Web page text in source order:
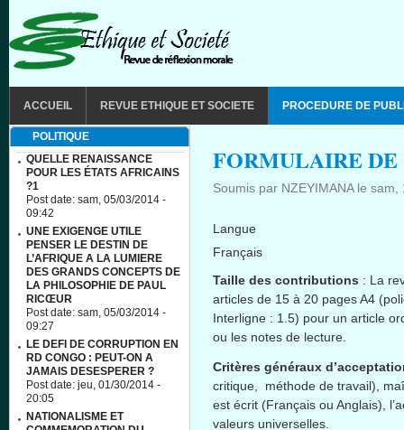
ACCUEIL REVUE ETHIQUE ET SOCIETE PROCEDURE DE
FORMULAIRE
Soumis par NZEYIMANAle sam,
Langue
Français
Taille des contributions : La
articles de 15 à 20 pagesA4
Interligne : 1.5) pour un article
ou les notes de lecture.
Critères généraux
critique, méthode de travail),
est écrit (Français ou Anglais),
valeurs universelles
POLITIQUE
QUELLE RENAISSANCE
POUR LES ÉTATS AFRICAINS
?1
Post date: sam, 05/03/2014 -
09:42
UNE EXIGENGE UTILE
PENSER LE DESTIN DE
L’AFRIQUE A LA LUMIERE
DES GRANDS CONCEPTS DE
LA PHILOSOPHIE DE PAUL
RICŒUR
Post date: sam, 05/03/2014 -
09:27
LE DEFI DE CORRUPTION EN
RD CONGO : PEUT-ON A
JAMAIS DESESPERER ?
Post date: jeu, 01/30/2014 -
20:05
NATIONALISME ET